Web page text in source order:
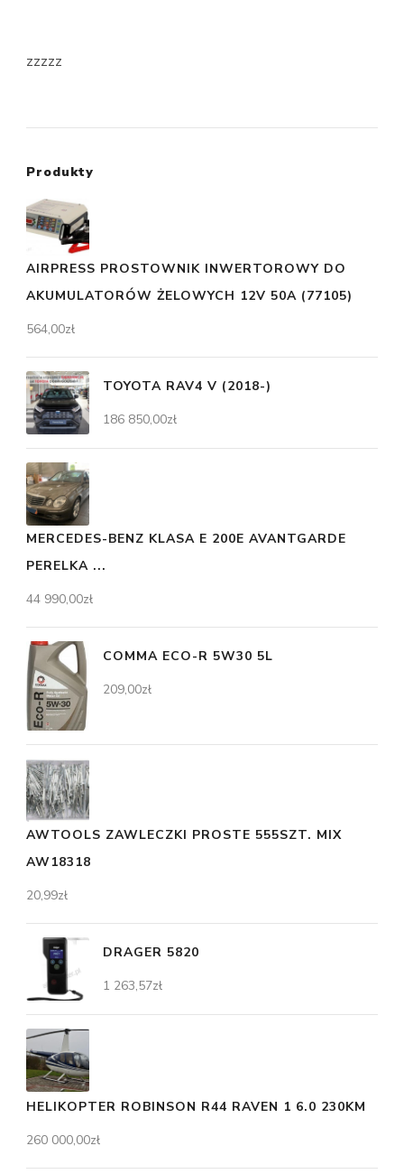
zzzzz
Produkty
AIRPRESS PROSTOWNIK INWERTOROWY DO
AKUMULATORÓW ŻELOWYCH 12V 50A (77105)
564,00zł
TOYOTA RAV4 V (2018-)
186 850,00zł
MERCEDES-BENZ KLASA E 200E AVANTGARDE
PERELKA ...
44 990,00zł
COMMA ECO-R 5W30 5L
209,00zł
AWTOOLS ZAWLECZKI PROSTE 555SZT. MIX
AW18318
20,99zł
DRAGER 5820
1 263,57zł
HELIKOPTER ROBINSON R44 RAVEN 1 6.0 230KM
260 000,00zł